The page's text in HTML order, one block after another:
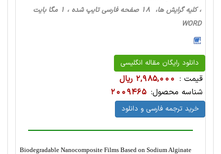
، کلیه گرایش ها، 18 صفحه فارسی تایپ شده ، 1 مگا بایت
WORD
دانلود رایگان مقاله انگلیسی
قیمت : 2,985,000 ریال
شناسه محصول: 2009465
خرید ترجمه فارسی و دانلود
Biodegradable Nanocomposite Films Based on Sodium Alginate